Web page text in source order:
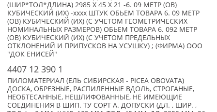
(ШИР*ТОЛ*ДЛИНА) 2985 Х 45 Х 21 -6. 09 МЕТР (ОВ)
КУБИЧЕСКИЙ (ИХ) -xxxx ШТУК ОБЬЕМ ТОВАРА 6. 09 МЕТР
(ОВ) КУБИЧЕСКИЙ (ИХ) (С УЧЕТОМ ГЕОМЕТРИЧЕСКИХ
НОМИНАЛЬНЫХ РАЗМЕРОВ) ОБЬЕМ ТОВАРА 6. 092 МЕТР
(ОВ) КУБИЧЕСКИЙ (ИХ) (С УЧЕТОМ ПРЕДЕЛЬНЫХ
ОТКЛОНЕНИЙ И ПРИПУСКОВ НА УСУШКУ) ; (ФИРМА) ООО
"ДОК ЕНИСЕЙ"
4407 12 390 1
ПИЛОМАТЕРИАЛ (ЕЛЬ СИБИРСКАЯ - PICEA OBOVATA)
ДОСКА, ОБРЕЗНЫЕ, РАСПИЛЕННЫЕ ВДОЛЬ, СТРОГАНЫЕ,
НЕОБТЕСАННЫЕ, НЕШЛИФОВАННЫЕ, НЕ ИМЕЮЩИЕ
СОЕДИНЕНИЯ В ШИП. ТУ СОРТ А. ДОПУСКИ (ДЛ. , ШИР. ,